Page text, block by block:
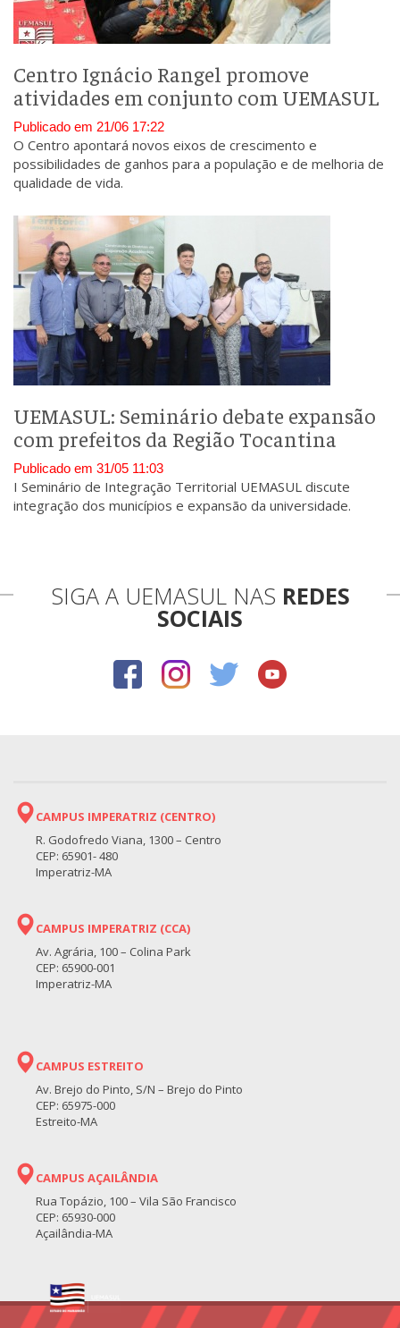
Centro Ignácio Rangel promove
atividades em conjunto com UEMASUL
Publicado em 21/06 17:22
O Centro apontará novos eixos de crescimento e
possibilidades de ganhos para a população e de melhoria de
qualidade de vida.
UEMASUL: Seminário debate expansão
com prefeitos da Região Tocantina
Publicado em 31/05 11:03
I Seminário de Integração Territorial UEMASUL discute
integração dos municípios e expansão da universidade.
SIGA A UEMASUL NAS REDES
SOCIAIS
CAMPUS IMPERATRIZ (CENTRO)
R. Godofredo Viana, 1300 – Centro
CEP: 65901- 480
Imperatriz-MA
CAMPUS IMPERATRIZ (CCA)
Av. Agrária, 100 – Colina Park
CEP: 65900-001
Imperatriz-MA
CAMPUS ESTREITO
Av. Brejo do Pinto, S/N – Brejo do Pinto
CEP: 65975-000
Estreito-MA
CAMPUS AÇAILÂNDIA
Rua Topázio, 100 – Vila São Francisco
CEP: 65930-000
Açailândia-MA